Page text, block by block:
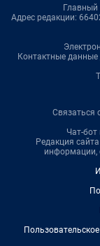
Главный
Адрес редакции:
Контактные данные
Связаться
Чат-бот
Редакция
информации,